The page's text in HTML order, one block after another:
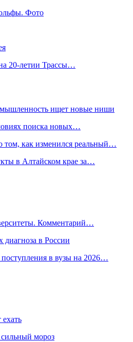
Фото
20-летии Трассы…
ищет новые ниши
поиска новых…
как изменился реальный…
в Алтайском крае за…
Комментарий…
в России
в вузы на 2026…
сильный мороз